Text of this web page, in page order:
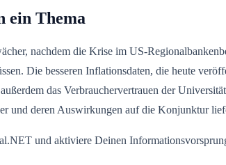
ein Thema
nachdem die Krise im US-
Die besseren Inflationsdaten, die heute
das Verbrauchervertrauen der
und deren Auswirkungen auf die Konjunktur
und aktiviere Deinen